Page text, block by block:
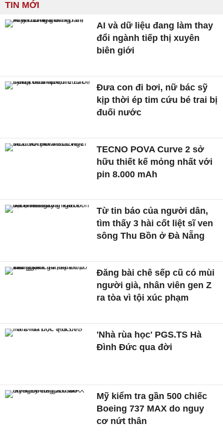
TIN MỚI
AI và dữ liệu đang làm thay
đổi ngành tiếp thị xuyên
biên giới
Đưa con đi bơi, nữ bác sỹ
kịp thời ép tim cứu bé trai bị
đuối nước
TECNO POVA Curve 2 sở
hữu thiết kế mỏng nhất với
pin 8.000 mAh
Từ tin báo của người dân,
tìm thấy 3 hài cốt liệt sĩ ven
sông Thu Bồn ở Đà Nẵng
Đăng bài chê sếp cũ có mùi
người già, nhân viên gen Z
ra tòa vì tội xúc phạm
'Nhà rùa học' PGS.TS Hà
Đình Đức qua đời
Mỹ kiểm tra gần 500 chiếc
Boeing 737 MAX do nguy
cơ nứt thân